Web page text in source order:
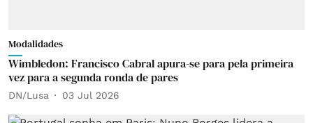
Modalidades
Wimbledon: Francisco Cabral apura-se para pela primeira
vez para a segunda ronda de pares
DN/Lusa 03 Jul 2026